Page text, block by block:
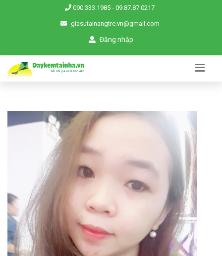
090.333.1985 - 09.87.87.0217
giasutainangtre.vn@gmail.com
Đăng nhập